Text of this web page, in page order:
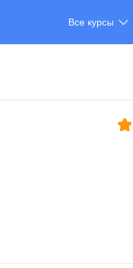
Все курсы